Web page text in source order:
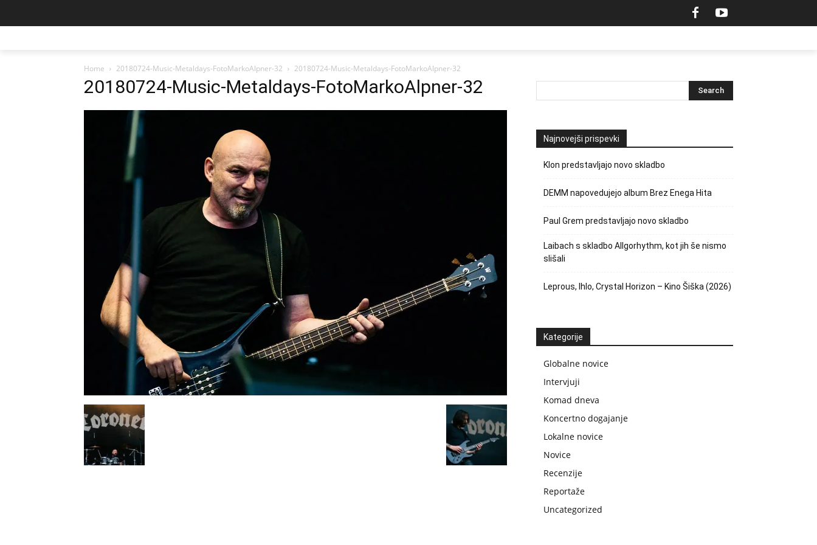
Home 20180724-Music-Metaldays-FotoMarkoAlpner-32 20180724-Music-Metaldays-FotoMarkoAlpner-32
20180724-Music-Metaldays-FotoMarkoAlpner-32
Najnovejši prispevki
Klon predstavljajo novo skladbo
DEMM napovedujejo album Brez Enega Hita
Paul Grem predstavljajo novo skladbo
Laibach s skladbo Allgorhythm, kot jih še nismo
slišali
Leprous, Ihlo, Crystal Horizon – Kino Šiška (2026)
Kategorije
Globalne novice
Intervjuji
Komad dneva
Koncertno dogajanje
Lokalne novice
Novice
Recenzije
Reportaže
Uncategorized